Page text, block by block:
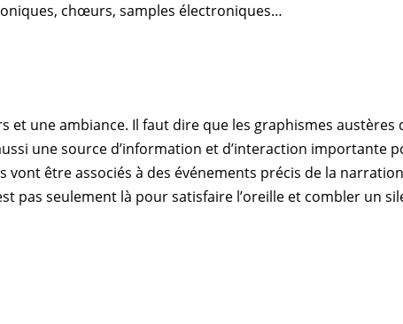
chœurs, samples électroniques…
une ambiance. Il faut dire que les graphismes austères
une source d’information et d’interaction importante
être associés à des événements précis de la
pas seulement là pour satisfaire l’oreille et combler un